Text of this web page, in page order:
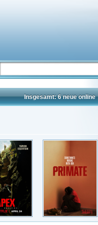
Ansicht:
Insgesamt: 50 neue online
Flash Mp4
Rating
6.4